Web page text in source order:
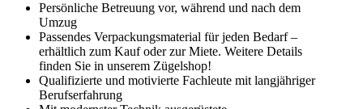
Persönliche Betreuung vor, während und nach dem
Umzug
Passendes Verpackungsmaterial für jeden Bedarf –
erhältlich zum Kauf oder zur Miete. Weitere Details
finden Sie in unserem Zügelshop!
Qualifizierte und motivierte Fachleute mit langjähriger
Berufserfahrung